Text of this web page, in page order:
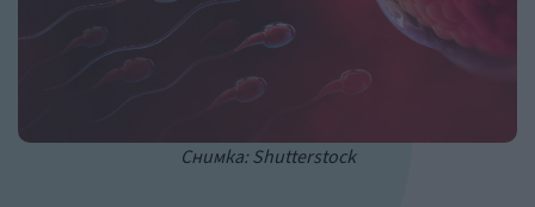
Снимка: Shutterstock